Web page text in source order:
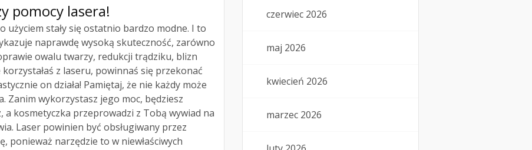
pomocy lasera!
użyciem stały się ostatnio bardzo modne. I to
naprawdę wysoką skuteczność, zarówno
owalu twarzy, redukcji trądziku, blizn
z laseru, powinnaś się przekonać
on działa! Pamiętaj, że nie każdy może
Zanim wykorzystasz jego moc, będziesz
a kosmetyczka przeprowadzi z Tobą wywiad na
Laser powinien być obsługiwany przez
ponieważ narzędzie to w niewłaściwych
czerwiec 2026
maj 2026
kwiecień 2026
marzec 2026